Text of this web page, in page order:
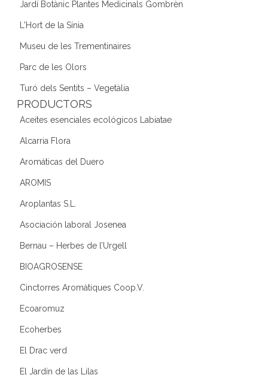
Jardí Botànic Plantes Medicinals Gombrèn
L'Hort de la Sínia
Museu de les Trementinaires
Parc de les Olors
Turó dels Sentits – Vegetàlia
PRODUCTORS
Aceites esenciales ecológicos Labiatae
Alcarria Flora
Aromáticas del Duero
AROMIS
Aroplantas S.L.
Asociación laboral Josenea
Bernau – Herbes de l’Urgell
BIOAGROSENSE
Cinctorres Aromàtiques Coop.V.
Ecoaromuz
Ecoherbes
El Drac verd
El Jardín de las Lilas